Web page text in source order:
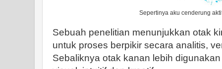
Sepertinya aku cenderung
Sebuah penelitian menunjukkan otak
untuk proses berpikir secara analitis,
Sebaliknya otak kanan lebih